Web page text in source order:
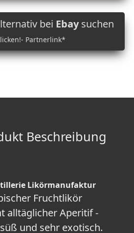
bei Ebaysuchen
Partnerlink*
Beschreibung
Likörmanufaktur
Fruchtlikör
alltäglicher Aperitif -
und sehr exotisch.